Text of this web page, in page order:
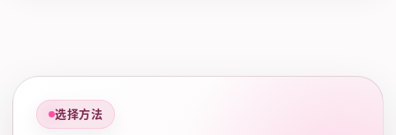
选择方法